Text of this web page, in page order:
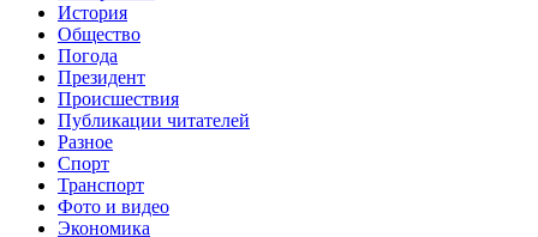
История
Общество
Погода
Президент
Происшествия
Публикации читателей
Разное
Спорт
Транспорт
Фото и видео
Экономика